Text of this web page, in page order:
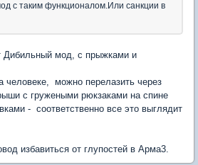
с таким функционалом.Или санкции в
Дибильный мод, с прыжками и
человеке, можно перелазить через
с гружеными рюкзаками на спине
- соответственно все это выглядит
избавиться от глупостей в Арма3.